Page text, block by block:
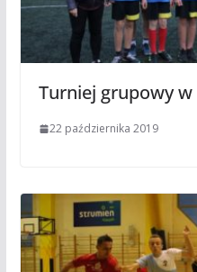
Turniej grupowy w
22 października 2019